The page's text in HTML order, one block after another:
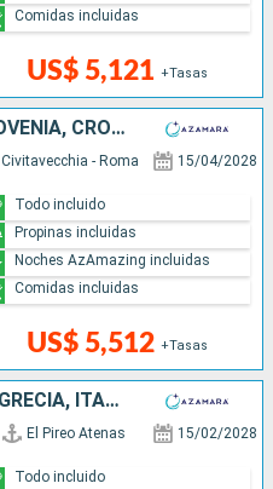
US$ 5,121 +Tasas
Comidas incluidas
MONTENEGRO, ITALIA, ESLOVENIA, CROACIA, GRECIA
Civitavecchia - Roma 15/04/2028
US$ 5,512 +Tasas
Todo incluido
Propinas incluidas
Noches AzAmazing incluidas
Comidas incluidas
EGIPTO, CHIPRE, TURQUÍA, GRECIA, ITALIA, FRANCIA, ESPAÑA
El Pireo Atenas 15/02/2028
Todo incluido